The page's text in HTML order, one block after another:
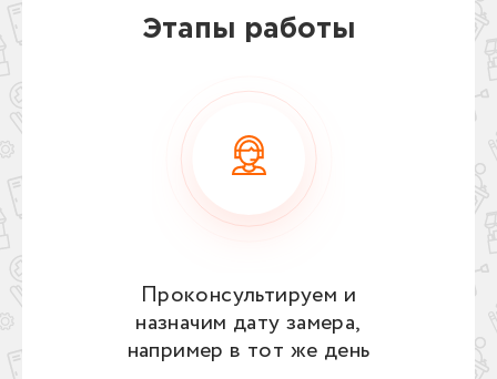
Этапы работы
Проконсультируем и
назначим дату замера,
например в тот же день